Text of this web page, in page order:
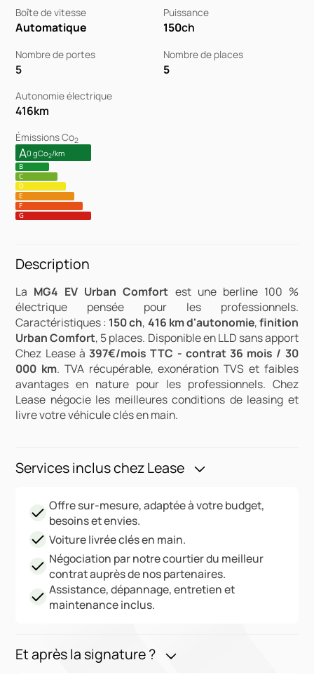
Boîte de vitesse
Automatique
Puissance
150ch
Nombre de portes
5
Nombre de places
5
Autonomie électrique
416km
Émissions Co2
A0 gCo2/km
B
C
D
E
F
G
Description
La MG4 EV Urban Comfort est une berline 100 %
électrique pensée pour les professionnels.
Caractéristiques : 150 ch, 416 km d'autonomie,finition
Urban Comfort, 5 places. Disponible en LLD sans apport
Chez Lease à397€/mois TTC - contrat 36 mois / 30
000 km. TVA récupérable, exonération TVS et faibles
avantages en nature pour les professionnels. Chez
Lease négocie les meilleures conditions de leasing et
livre votre véhicule clés en main.
Services inclus chez Lease
Offre sur-mesure, adaptée à votre budget,
besoins et envies.
Voiture livrée clés en main.
Négociation par notre courtier du meilleur
contrat auprès de nos partenaires.
Assistance, dépannage, entretien et
maintenance inclus.
Et après la signature ?